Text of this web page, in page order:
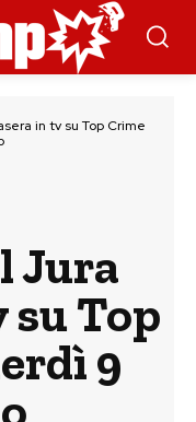
in tv su Top Crime
Jura
Top
9